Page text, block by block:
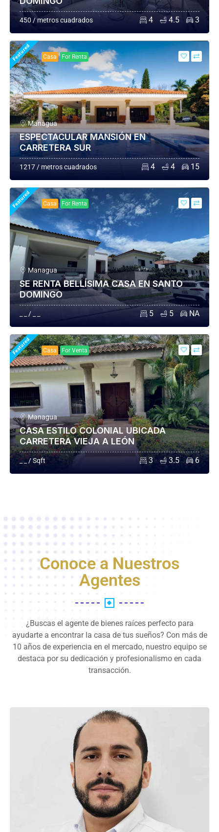
450 / metros cuadrados 4 4.5 3
Featured Casa For Renta
Managua
ESPECTACULAR MANSIÓN EN
CARRETERA SUR
1217 / metros cuadrados 4 4 15
Featured Casa For Renta
Managua
SE RENTA BELLÍSIMA CASA EN SANTO
DOMINGO
_ _ / _ _ 5 5 NA
Featured Casa For Venta
Managua
CASA ESTILO COLONIAL UBICADA
CARRETERA VIEJA A LEÓN
_ _ / Sqft 3 3.5 6
Conoce a Nuestros
Agentes
¿Buscas el agente de bienes raíces perfecto para
ayudarte a encontrar la casa de tus sueños? Con más de
10 años de experiencia en el mercado, nuestro equipo se
destaca por su dedicación y profesionalismo en cada
transacción.